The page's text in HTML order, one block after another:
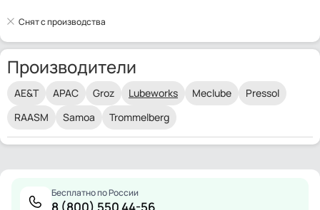
Снят с производства
Производители
AE&T APAC Groz Lubeworks Meclube
Pressol
RAASM
Samoa Trommelberg
Бесплатно по России